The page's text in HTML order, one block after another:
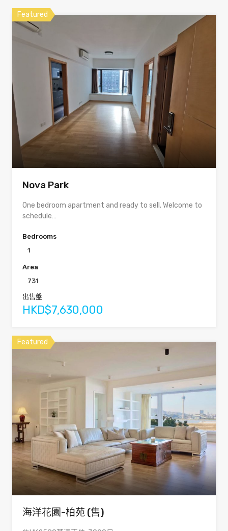
Featured
Nova Park
One bedroom apartment and ready to sell. Welcome to
schedule…
Bedrooms
1
Area
731
出售盤
HKD$7,630,000
Featured
海洋花園-柏苑 (售)